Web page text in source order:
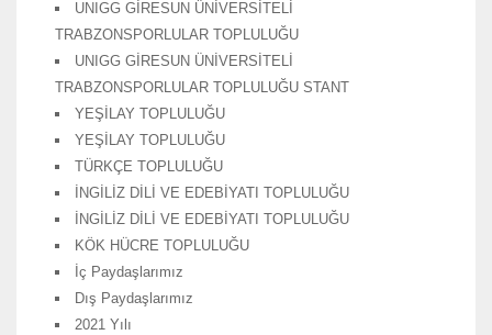
UNIGG GİRESUN ÜNİVERSİTELİ
TRABZONSPORLULAR TOPLULUĞU
UNIGG GİRESUN ÜNİVERSİTELİ
TRABZONSPORLULAR TOPLULUĞU STANT
YEŞİLAY TOPLULUĞU
YEŞİLAY TOPLULUĞU
TÜRKÇE TOPLULUĞU
İNGİLİZ DİLİ VE EDEBİYATI TOPLULUĞU
İNGİLİZ DİLİ VE EDEBİYATI TOPLULUĞU
KÖK HÜCRE TOPLULUĞU
İç Paydaşlarımız
Dış Paydaşlarımız
2021 Yılı